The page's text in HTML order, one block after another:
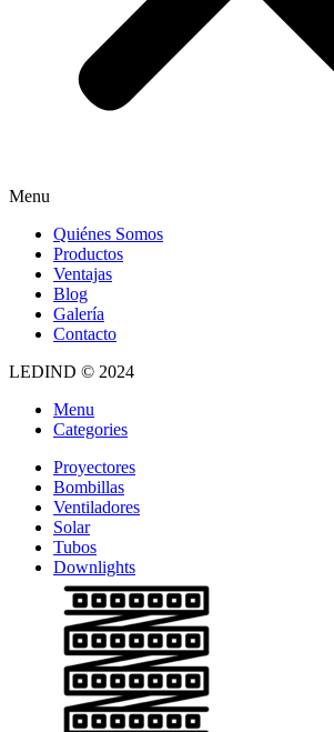
Menu
Quiénes Somos
Productos
Ventajas
Blog
Galería
Contacto
LEDIND © 2024
Menu
Categories
Proyectores
Bombillas
Ventiladores
Solar
Tubos
Downlights